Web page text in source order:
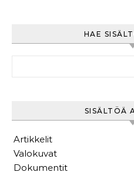
HAE
SISÄLTÖÄ
Artikkelit
Valokuvat
Dokumentit